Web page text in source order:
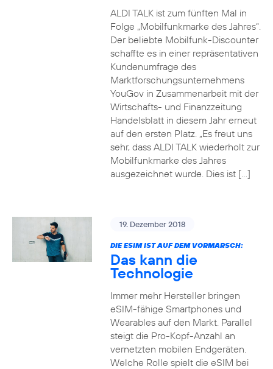
ALDI TALK ist zum fünften Mal in
Folge „Mobilfunkmarke des Jahres“.
Der beliebte Mobilfunk-Discounter
schaffte es in einer repräsentativen
Kundenumfrage des
Marktforschungsunternehmens
YouGov in Zusammenarbeit mit der
Wirtschafts- und Finanzzeitung
Handelsblatt in diesem Jahr erneut
auf den ersten Platz. „Es freut uns
sehr, dass ALDI TALK wiederholt zur
Mobilfunkmarke des Jahres
ausgezeichnet wurde. Dies ist […]
19. Dezember 2018
DIE ESIM IST AUF DEM VORMARSCH:
Das kann die
Technologie
Immer mehr Hersteller bringen
eSIM-fähige Smartphones und
Wearables auf den Markt. Parallel
steigt die Pro-Kopf-Anzahl an
vernetzten mobilen Endgeräten.
Welche Rolle spielt die eSIM bei